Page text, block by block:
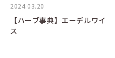
2024.03.20
【ハーブ事典】エーデルワイ
ス